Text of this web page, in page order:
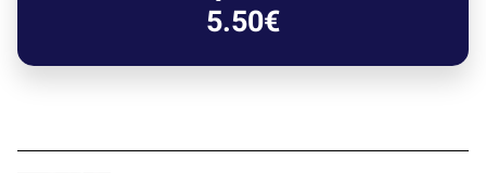
5.50€